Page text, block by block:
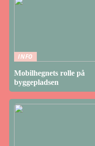
INFO
Mobilhegnets rolle på
byggepladsen